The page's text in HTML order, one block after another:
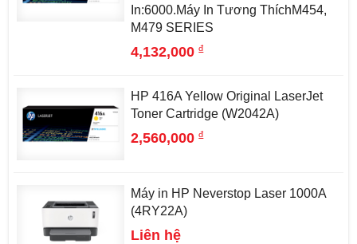
In:6000.Máy In Tương ThíchM454,
M479 SERIES
4,132,000đ
HP 416A Yellow Original LaserJet
Toner Cartridge (W2042A)
2,560,000đ
Máy in HP Neverstop Laser 1000A
(4RY22A)
Liên hệ